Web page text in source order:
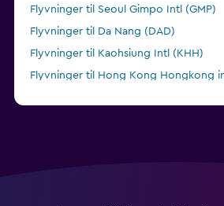
Flyvninger til Seoul Gimpo Intl (GMP)
Flyvninger til Da Nang (DAD)
Flyvninger til Kaohsiung Intl (KHH)
Flyvninger til Hong Kong Hongkong